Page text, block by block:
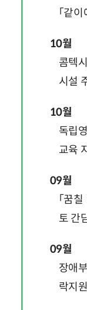
「같
10월
콤텍
시설
10월
독립
교육
09월
「꿈
토 간
09월
장애
락지